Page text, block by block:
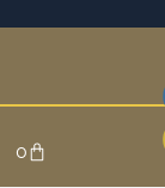
0